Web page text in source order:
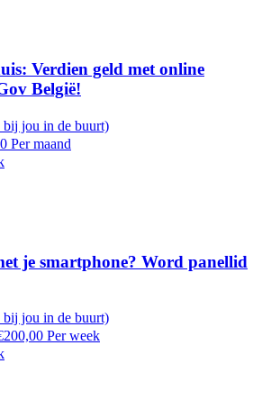
Verdien geld met online
België!
jou in de buurt)
Per maand
je smartphone? Word panellid
jou in de buurt)
Per week